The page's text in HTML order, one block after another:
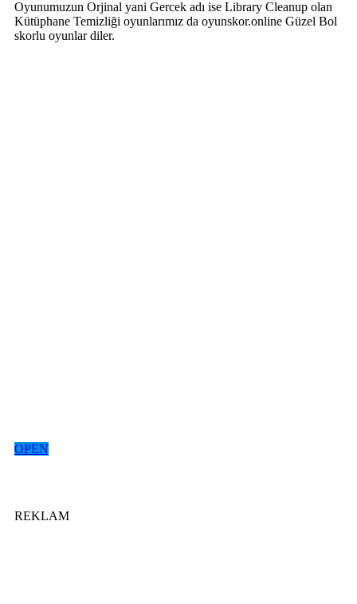
Oyunumuzun Orjinal yani Gercek adı ise Library Cleanup olan
Kütüphane Temizliği oyunlarımız da oyunskor.online Güzel Bol
skorlu oyunlar diler.
OPEN
REKLAM